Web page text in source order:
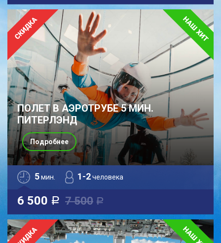
ПОЛЕТ В АЭРОТРУБЕ 5 МИН.
ПИТЕРЛЭНД
5мин. 1-2человека
6 500 a 7 500 a
Подробнее